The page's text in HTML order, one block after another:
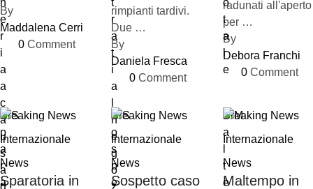
By
Maddalena Cerri
0 Comment
rimpianti tardivi.
Due …
By
Daniela Fresca
0 Comment
radunati all'aperto
per …
By
Debora Franchi
0 Comment
Breaking News
Internazionale
News
Sparatoria in
Breaking News
Internazionale
News
Sospetto caso
Breaking News
Internazionale
News
Maltempo in